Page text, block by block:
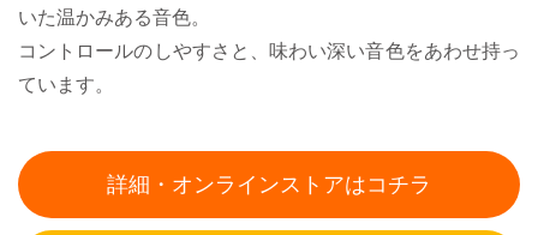
いた温かみある音色。
コントロールのしやすさと、味わい深い音色をあわせ持っ
ています。
詳細・オンラインストアはコチラ